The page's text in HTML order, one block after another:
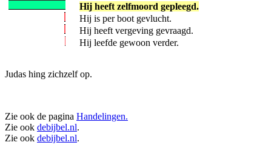
Hij heeft zelfmoord gepleegd.
Hij is per boot gevlucht.
Hij heeft vergeving gevraagd.
Hij leefde gewoon verder.
Judas hing zichzelf op.
Zie ook de pagina Handelingen.
Zie ook debijbel.nl.
Zie ook debijbel.nl.